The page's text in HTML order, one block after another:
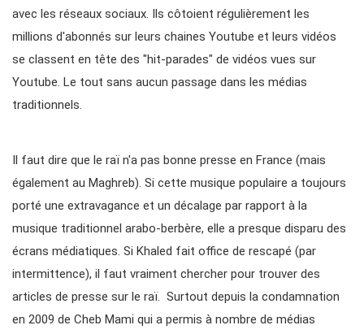
avec les réseaux sociaux. Ils côtoient régulièrement les
millions d'abonnés sur leurs chaines Youtube et leurs vidéos
se classent en tête des "hit-parades" de vidéos vues sur
Youtube. Le tout sans aucun passage dans les médias
traditionnels.
Il faut dire que le raï n'a pas bonne presse en France (mais
également au Maghreb). Si cette musique populaire a toujours
porté une extravagance et un décalage par rapport à la
musique traditionnel arabo-berbère, elle a presque disparu des
écrans médiatiques. Si Khaled fait office de rescapé (par
intermittence), il faut vraiment chercher pour trouver des
articles de presse sur le raï. Surtout depuis la condamnation
en 2009 de Cheb Mami qui a permis à nombre de médias